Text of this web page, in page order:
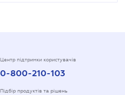
Центр підтримки користувачів
0-800-210-103
Підбір продуктів та рішень